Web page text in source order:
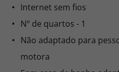
Internet sem fios
Nº de quartos - 1
Não adaptado para
motora